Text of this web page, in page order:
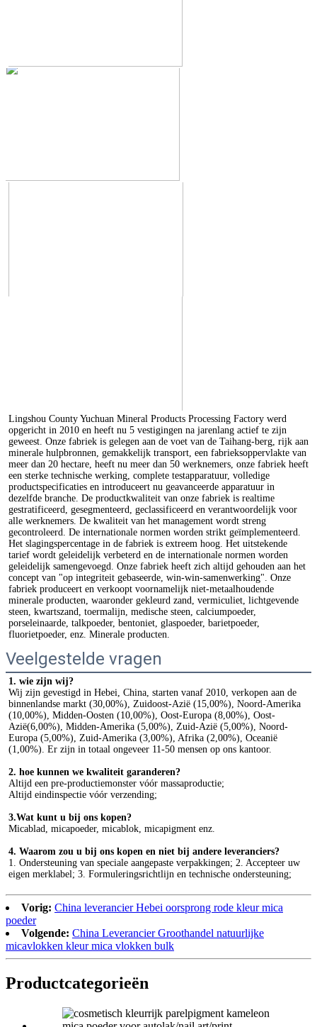
Lingshou County Yuchuan Mineral Products Processing Factory werd
opgericht in 2010 en heeft nu 5 vestigingen na jarenlang actief te zijn
geweest. Onze fabriek is gelegen aan de voet van de Taihang-berg, rijk aan
minerale hulpbronnen, gemakkelijk transport, een fabrieksoppervlakte van
meer dan 20 hectare, heeft nu meer dan 50 werknemers, onze fabriek heeft
een sterke technische werking, complete testapparatuur, volledige
productspecificaties en introduceert nu geavanceerde apparatuur in
dezelfde branche. De productkwaliteit van onze fabriek is realtime
gestratificeerd, gesegmenteerd, geclassificeerd en verantwoordelijk voor
alle werknemers. De kwaliteit van het management wordt streng
gecontroleerd. De internationale normen worden strikt geïmplementeerd.
Het slagingspercentage in de fabriek is extreem hoog. Het uitstekende
tarief wordt geleidelijk verbeterd en de internationale normen worden
geleidelijk samengevoegd. Onze fabriek heeft zich altijd gehouden aan het
concept van "op integriteit gebaseerde, win-win-samenwerking". Onze
fabriek produceert en verkoopt voornamelijk niet-metaalhoudende
minerale producten, waaronder gekleurd zand, vermiculiet, lichtgevende
steen, kwartszand, toermalijn, medische steen, calciumpoeder,
porseleinaarde, talkpoeder, bentoniet, glaspoeder, barietpoeder,
fluorietpoeder, enz. Minerale producten.
Veelgestelde vragen
1. wie zijn wij?
Wij zijn gevestigd in Hebei, China, starten vanaf 2010, verkopen aan de
binnenlandse markt (30,00%), Zuidoost-Azië (15,00%), Noord-Amerika
(10,00%), Midden-Oosten (10,00%), Oost-Europa (8,00%), Oost-
Azië(6,00%), Midden-Amerika (5,00%), Zuid-Azië (5,00%), Noord-
Europa (5,00%), Zuid-Amerika (3,00%), Afrika (2,00%), Oceanië
(1,00%). Er zijn in totaal ongeveer 11-50 mensen op ons kantoor.
2. hoe kunnen we kwaliteit garanderen?
Altijd een pre-productiemonster vóór massaproductie;
Altijd eindinspectie vóór verzending;
3.Wat kunt u bij ons kopen?
Micablad, micapoeder, micablok, micapigment enz.
4. Waarom zou u bij ons kopen en niet bij andere leveranciers?
1. Ondersteuning van speciale aangepaste verpakkingen; 2. Accepteer uw
eigen merklabel; 3. Formuleringsrichtlijn en technische ondersteuning;
Vorig: China leverancier Hebei oorsprong rode kleur mica
poeder
Volgende: China Leverancier Groothandel natuurlijke
micavlokken kleur mica vlokken bulk
Productcategorieën